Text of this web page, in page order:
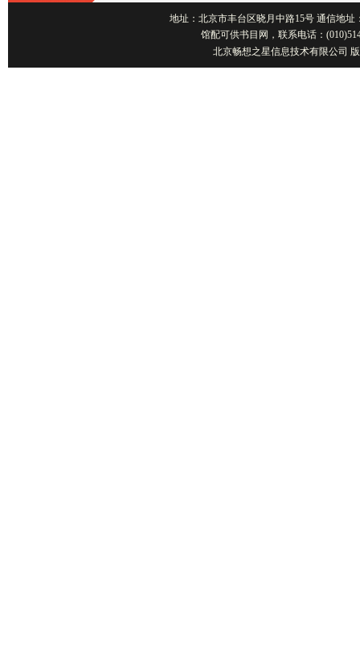
地址：北京市丰台区晓月中路15号 通信地址
馆配可供书目网，联系电话：
北京畅想之星信息技术有限公司